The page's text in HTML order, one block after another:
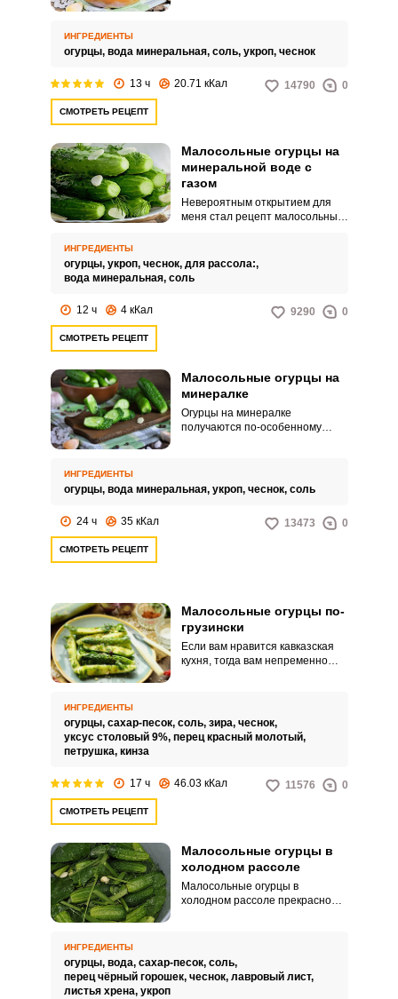
ваши огурчики хрустящими, они
не потеряют свой цвет да и
ИНГРЕДИЕНТЫ
огурцы, вода минеральная, соль, укроп, чеснок
13 ч 20.71 кКал 14790 0
СМОТРЕТЬ РЕЦЕПТ
Малосольные огурцы на
минеральной воде с
газом
Невероятным открытием для
меня стал рецепт малосольных
хрустящей и очень сочной.
ИНГРЕДИЕНТЫ
огурцы, укроп, чеснок, для рассола:,
вода минеральная, соль
12 ч 4 кКал 9290 0
СМОТРЕТЬ РЕЦЕПТ
Малосольные огурцы на
минералке
Огурцы на минералке
получаются по-особенному
ИНГРЕДИЕНТЫ
огурцы, вода минеральная, укроп, чеснок, соль
24 ч 35 кКал 13473 0
СМОТРЕТЬ РЕЦЕПТ
Малосольные огурцы по-
грузински
Если вам нравится кавказская
кухня, тогда вам непременно
со специфическим запахом
восточных специй и трав не
оставит равнодушным ни одного
эти огурчики.
ИНГРЕДИЕНТЫ
огурцы, сахар-песок, соль, зира, чеснок,
уксус столовый 9%, перец красный молотый,
петрушка, кинза
17 ч 46.03 кКал 11576 0
СМОТРЕТЬ РЕЦЕПТ
Малосольные огурцы в
холодном рассоле
Малосольные огурцы в
холодном рассоле прекрасно
праздничных застолий.
ИНГРЕДИЕНТЫ
огурцы, вода, сахар-песок, соль,
перец чёрный горошек, чеснок, лавровый лист,
листья хрена, укроп